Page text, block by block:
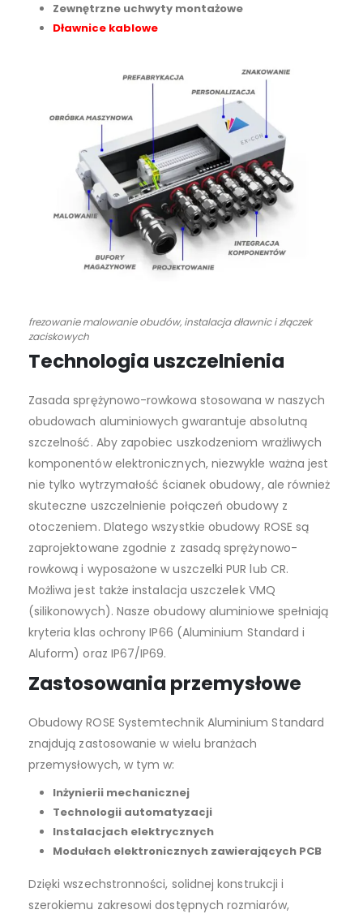
Zewnętrzne uchwyty montażowe
Dławnice kablowe
frezowanie malowanie obudów, instalacja dławnic i złączek
zaciskowych
Technologia uszczelnienia
Zasada sprężynowo-rowkowa stosowana w naszych
obudowach aluminiowych gwarantuje absolutną
szczelność. Aby zapobiec uszkodzeniom wrażliwych
komponentów elektronicznych, niezwykle ważna jest
nie tylko wytrzymałość ścianek obudowy, ale również
skuteczne uszczelnienie połączeń obudowy z
otoczeniem. Dlatego wszystkie obudowy ROSE są
zaprojektowane zgodnie z zasadą sprężynowo-
rowkową i wyposażone w uszczelki PUR lub CR.
Możliwa jest także instalacja uszczelek VMQ
(silikonowych). Nasze obudowy aluminiowe spełniają
kryteria klas ochrony IP66 (Aluminium Standard i
Aluform) oraz IP67/IP69.
Zastosowania przemysłowe
Obudowy ROSE Systemtechnik Aluminium Standard
znajdują zastosowanie w wielu branżach
przemysłowych, w tym w:
Inżynierii mechanicznej
Technologii automatyzacji
Instalacjach elektrycznych
Modułach elektronicznych zawierających PCB
Dzięki wszechstronności, solidnej konstrukcji i
szerokiemu zakresowi dostępnych rozmiarów,